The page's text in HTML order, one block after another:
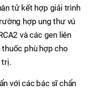
tử kết hợp giải trình
hợp ung thư vú
và các gen liên
phù hợp cho
trị.
với các bác sĩ chẩn